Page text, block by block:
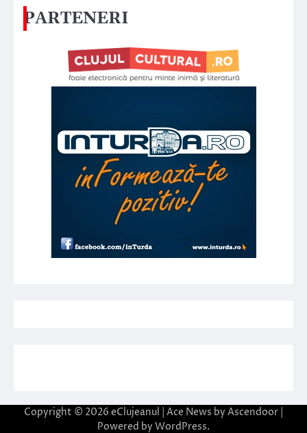
PARTENERI
Copyright © 2026 eClujeanul | Ace News by Ascendoor
Powered by WordPress.